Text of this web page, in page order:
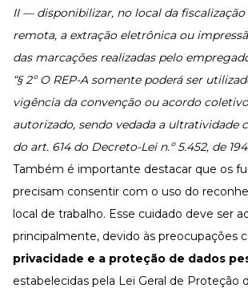
II — disponibilizar, no local da
remota, a extração eletrônica ou
das marcações realizadas pelo
“§ 2º O REP-A somente poderá ser
vigência da convenção ou acordo
autorizado, sendo vedada a ultratividade
do art. 614 do Decreto-Lei n.º 5.452, de
Também é importante destacar que os
precisam consentir com o uso do
local de trabalho. Esse cuidado deve ser
principalmente, devido às preocupações
privacidade e a proteção de dados
estabelecidas pela Lei Geral de Proteção